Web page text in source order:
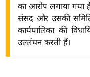
का आरोप लगाया गया
संसद और उसकी
कार्यपालिका की
उल्लंघन करती हैं।